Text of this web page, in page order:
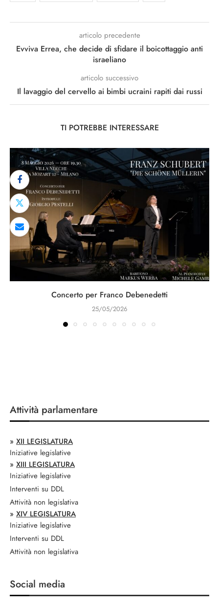
articolo precedente
Evviva Errea, che decide di sfidare il boicottaggio anti
israeliano
articolo successivo
Il lavaggio del cervello ai bimbi ucraini rapiti dai russi
TI POTREBBE INTERESSARE
Concerto per Franco Debenedetti
25/05/2026
Attività parlamentare
» XII LEGISLATURA
Iniziative legislative
» XIII LEGISLATURA
Iniziative legislative
Interventi su DDL
Attività non legislativa
» XIV LEGISLATURA
Iniziative legislative
Interventi su DDL
Attività non legislativa
Social media